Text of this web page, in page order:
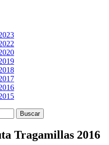
Tragamillas 2016